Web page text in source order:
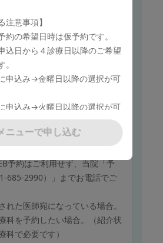
ニューで申し込む
ない方は、ご予約できません。
仁会病院 血液内科」宛てであ
。
予約はご利用せず、当院「予
685-2990）」までお電話でご
れた医師宛になっている場合。
科を予約したい場合。（紹介状
科で必要です）
注意事項】
約の希望日時は仮予約です。
込日から４診療日以降のご希望
申込み→金曜日以降の選択が可
申込み→火曜日以降の選択が可
連絡は２診療日以内にメールを
ご希望日が選択可能でもご予約
場合がございます。
予約が難しい場合は担当者より
だきます。
ニューで申し込む